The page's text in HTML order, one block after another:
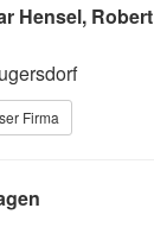
Hensel, Robert
Firma